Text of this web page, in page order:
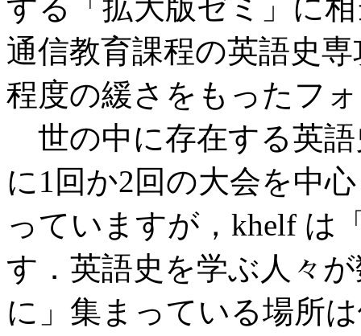
する「拡大版ゼミ」に
通信教育課程の英語史
程度の緩さをもったフ
世の中に存在する英語
に1回か2回の大会を中
っていますが，khelf は
す．英語史を学ぶ人々
に」集まっている場所